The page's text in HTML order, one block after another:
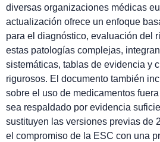
diversas organizaciones médicas
actualización ofrece un enfoque
para el diagnóstico, evaluación del
estas patologías complejas,
sistemáticas, tablas de evidencia y
rigurosos. El documento también
sobre el uso de medicamentos
sea respaldado por evidencia
sustituyen las versiones previas de
el compromiso de la ESC con una